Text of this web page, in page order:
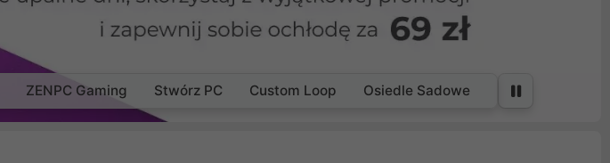
ZENPC Gaming Stwórz PC Custom Loop Osiedle Sadowe